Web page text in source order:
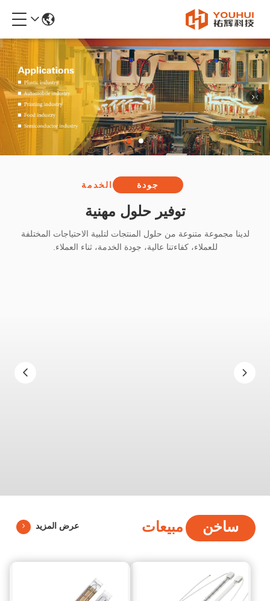
جودة الخدمة
توفير حلول مهنية
لدينا مجموعة متنوعة من حلول المنتجات لتلبية الاحتياجات المختلفة
للعملاء، كفاءتنا عالية، جودة الخدمة، ثناء العملاء.
ساخن مبيعات عرض المزيد